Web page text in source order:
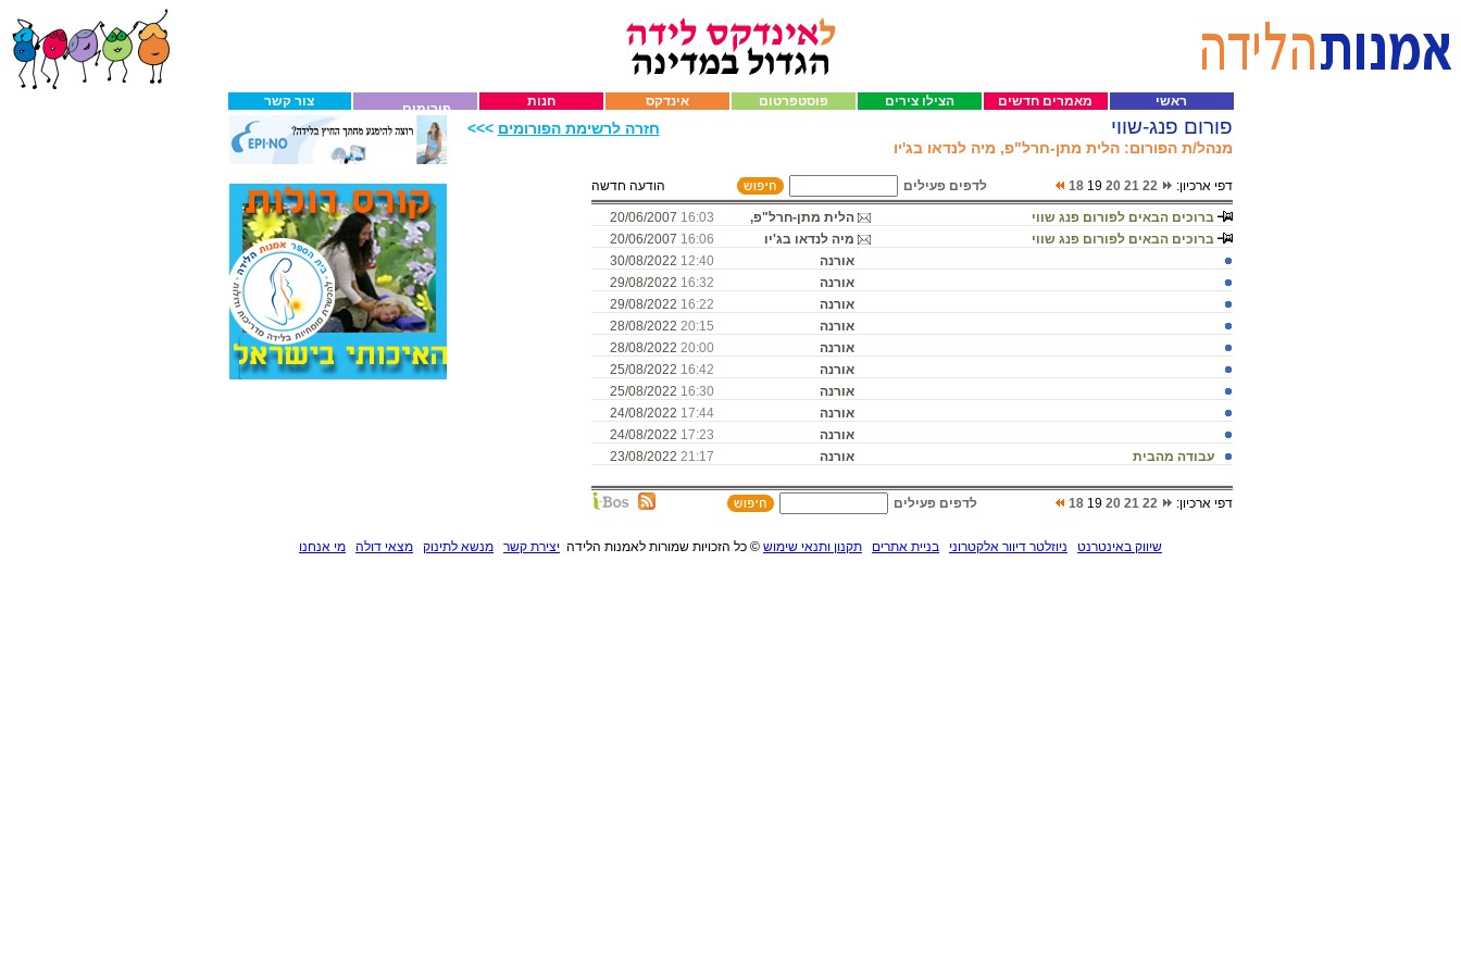
צור קשר פורומים חנות אינדקס פוסטפרטום הצילו צירים מאמרים חדשים ראשי
חזרה לרשימת הפורומים >>> פורום פנג-שווי
מנהל/ת הפורום: הלית מתן-חרל"פ, מיה לנדאו בג'יו
דפי ארכיון: 22
21
20
19
18 לדפים פעילים הודעה חדשה
ברוכים הבאים לפורום פנג שווי הלית מתן-חרל"פ, 16:03
ברוכים הבאים לפורום פנג שווי
מיה לנדאו בג'יו 16:06
אורנה
12:40
אורנה
16:32
אורנה
16:22
אורנה
20:15
אורנה
20:00
אורנה
16:42
אורנה
16:30
אורנה
17:44
אורנה
17:23
עבודה מהבית
אורנה 21:17
דפי ארכיון: 22
21
20
19
18 לדפים פעילים
שיווק באינטרנט ניוזלטר דיוור אלקטרוני בניית אתרים תקנון ותנאי שימוש © כל הזכויות שמורות לאמנות הלידה יצירת קשר מנשא לתינוק מצאי דולה מי אנחנו